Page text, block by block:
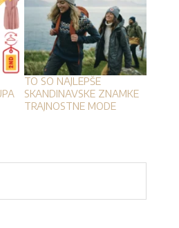
TO SO NAJLEPŠE
SKANDINAVSKE ZNAMKE
TRAJNOSTNE MODE